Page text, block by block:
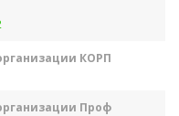
КОРП
Проф